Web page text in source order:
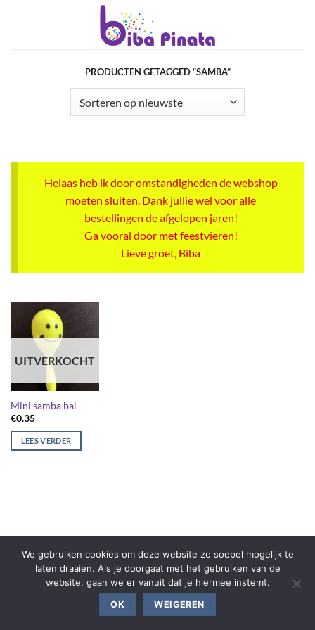
PRODUCTEN GETAGGED “SAMBA”
Helaas heb ik door omstandigheden de webshop
moeten sluiten. Dank jullie wel voor alle
bestellingen de afgelopen jaren!
Ga vooral door met feestvieren!
Lieve groet, Biba
UITVERKOCHT
Mini samba bal
€0.35
LEES VERDER
We gebruiken cookies om deze website zo soepel mogelijk te
laten draaien. Als je doorgaat met het gebruiken van de
website, gaan we er vanuit dat je hiermee instemt.
OK WEIGEREN